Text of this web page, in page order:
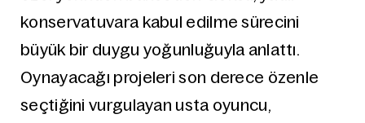
konservatuvara kabul edilme sürecini
büyük bir duygu yoğunluğuyla anlattı.
Oynayacağı projeleri son derece özenle
seçtiğini vurgulayan usta oyuncu,